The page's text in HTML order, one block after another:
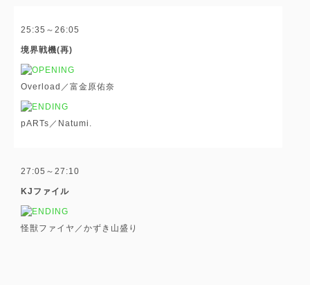
25:35～26:05
境界戦機(再)
Overload／富金原佑奈
pARTs／Natumi.
27:05～27:10
KJファイル
怪獣ファイヤ／かずき山盛り